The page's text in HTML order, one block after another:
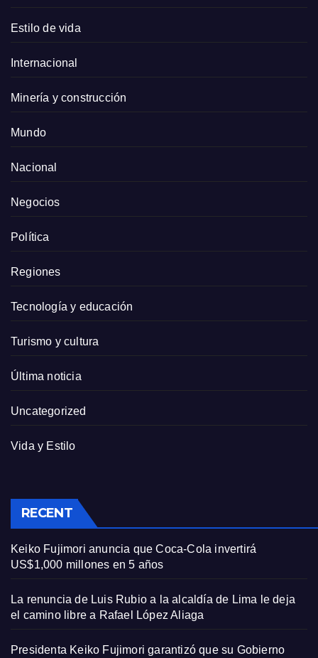
Estilo de vida
Internacional
Minería y construcción
Mundo
Nacional
Negocios
Política
Regiones
Tecnología y educación
Turismo y cultura
Última noticia
Uncategorized
Vida y Estilo
RECENT
Keiko Fujimori anuncia que Coca-Cola invertirá
US$1,000 millones en 5 años
La renuncia de Luis Rubio a la alcaldía de Lima le deja
el camino libre a Rafael López Aliaga
Presidenta Keiko Fujimori garantizó que su Gobierno